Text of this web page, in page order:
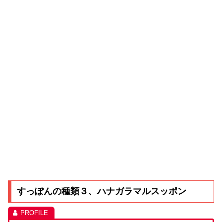
すっぽんの種類３、ハナガラマルスッポン